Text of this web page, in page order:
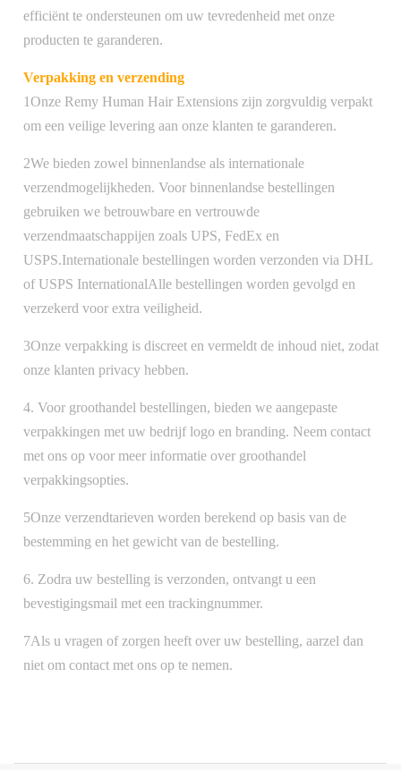
efficiënt te ondersteunen om uw tevredenheid met onze
producten te garanderen.
Verpakking en verzending
1Onze Remy Human Hair Extensions zijn zorgvuldig verpakt
om een veilige levering aan onze klanten te garanderen.
2We bieden zowel binnenlandse als internationale
verzendmogelijkheden. Voor binnenlandse bestellingen
gebruiken we betrouwbare en vertrouwde
verzendmaatschappijen zoals UPS, FedEx en
USPS.Internationale bestellingen worden verzonden via DHL
of USPS InternationalAlle bestellingen worden gevolgd en
verzekerd voor extra veiligheid.
3Onze verpakking is discreet en vermeldt de inhoud niet, zodat
onze klanten privacy hebben.
4. Voor groothandel bestellingen, bieden we aangepaste
verpakkingen met uw bedrijf logo en branding. Neem contact
met ons op voor meer informatie over groothandel
verpakkingsopties.
5Onze verzendtarieven worden berekend op basis van de
bestemming en het gewicht van de bestelling.
6. Zodra uw bestelling is verzonden, ontvangt u een
bevestigingsmail met een trackingnummer.
7Als u vragen of zorgen heeft over uw bestelling, aarzel dan
niet om contact met ons op te nemen.